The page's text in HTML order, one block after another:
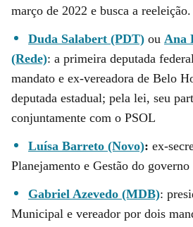
março de 2022 e busca a reeleição.
Duda Salabert (PDT) ou Ana
(Rede): a primeira deputada
mandato e ex-vereadora de Belo
deputada estadual; pela lei, seu
conjuntamente com o PSOL
Luísa Barreto (Novo): ex-
Planejamento e Gestão do governo
Gabriel Azevedo (MDB):
Municipal e vereador por dois